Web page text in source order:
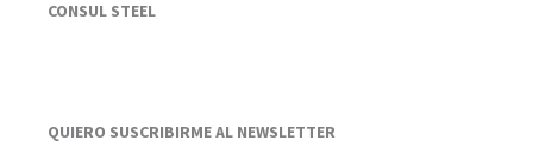
CONSUL STEEL
QUIERO SUSCRIBIRME AL NEWSLETTER